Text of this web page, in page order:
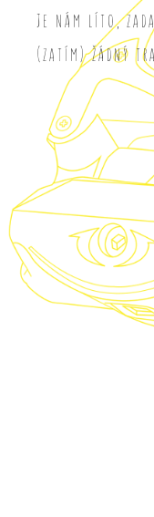
Je nám líto,
(zatím) žádný